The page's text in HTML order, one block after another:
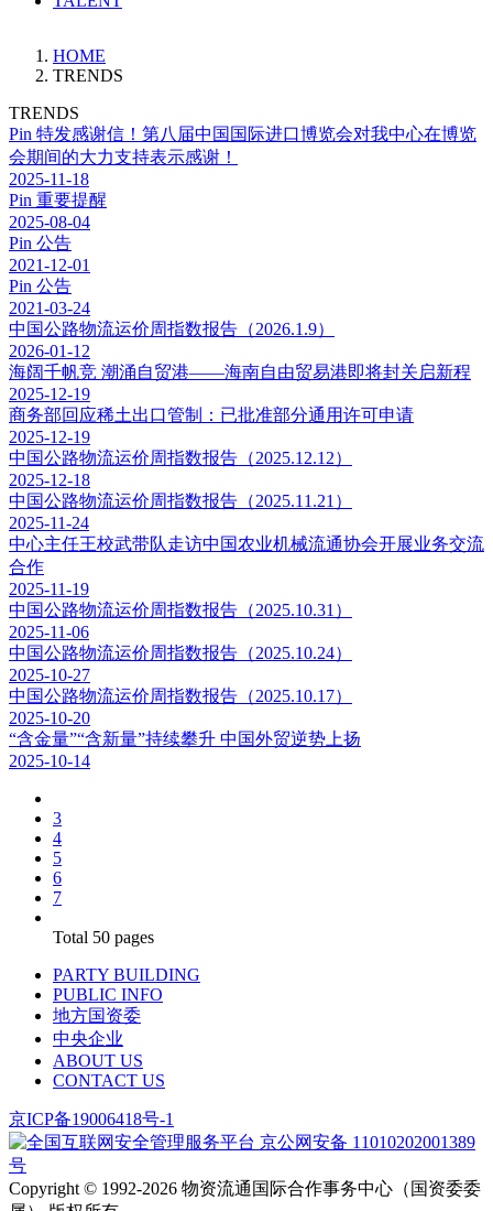
HOME
TRENDS
TRENDS
Pin 特发感谢信！第八届中国国际进口博览会对我中心在博览
会期间的大力支持表示感谢！
2025-11-18
Pin 重要提醒
2025-08-04
Pin 公告
2021-12-01
Pin 公告
2021-03-24
中国公路物流运价周指数报告（2026.1.9）
2026-01-12
海阔千帆竞 潮涌自贸港——海南自由贸易港即将封关启新程
2025-12-19
商务部回应稀土出口管制：已批准部分通用许可申请
2025-12-19
中国公路物流运价周指数报告（2025.12.12）
2025-12-18
中国公路物流运价周指数报告（2025.11.21）
2025-11-24
中心主任王校武带队走访中国农业机械流通协会开展业务交流
合作
2025-11-19
中国公路物流运价周指数报告（2025.10.31）
2025-11-06
中国公路物流运价周指数报告（2025.10.24）
2025-10-27
中国公路物流运价周指数报告（2025.10.17）
2025-10-20
“含金量”“含新量”持续攀升 中国外贸逆势上扬
2025-10-14
3
4
5
6
7
Total 50 pages
PARTY BUILDING
PUBLIC INFO
地方国资委
中央企业
ABOUT US
CONTACT US
京ICP备19006418号-1
京公网安备 11010202001389
号
Copyright ©️ 1992-2026 物资流通国际合作事务中心（国资委委